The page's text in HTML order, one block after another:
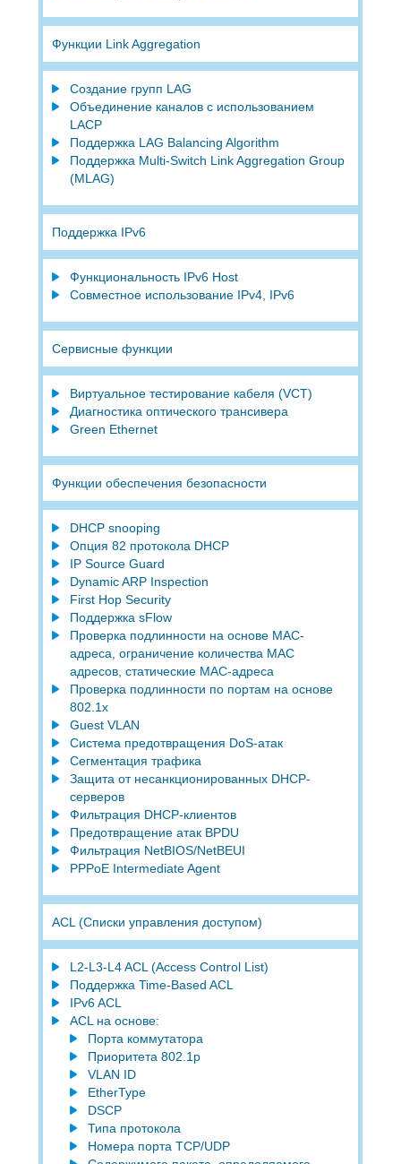
Функции Link Aggregation
Создание групп LAG
Объединение каналов с использованием
LACP
Поддержка LAG Balancing Algorithm
Поддержка Multi-Switch Link Aggregation Group
(MLAG)
Поддержка IPv6
Функциональность IPv6 Host
Совместное использование IPv4, IPv6
Сервисные функции
Виртуальное тестирование кабеля (VCT)
Диагностика оптического трансивера
Green Ethernet
Функции обеспечения безопасности
DHCP snooping
Опция 82 протокола DHCP
IP Source Guard
Dynamic ARP Inspection
First Hop Security
Поддержка sFlow
Проверка подлинности на основе MAC-
адреса, ограничение количества MAC
адресов, статические MAC-адреса
Проверка подлинности по портам на основе
802.1x
Guest VLAN
Система предотвращения DoS-атак
Сегментация трафика
Защита от несанкционированных DHCP-
серверов
Фильтрация DHCP-клиентов
Предотвращение атак BPDU
Фильтрация NetBIOS/NetBEUI
PPPoE Intermediate Agent
ACL (Списки управления доступом)
L2-L3-L4 ACL (Access Control List)
Поддержка Time-Based ACL
IPv6 ACL
ACL на основе:
Порта коммутатора
Приоритета 802.1p
VLAN ID
EtherType
DSCP
Типа протокола
Номера порта TCP/UDP